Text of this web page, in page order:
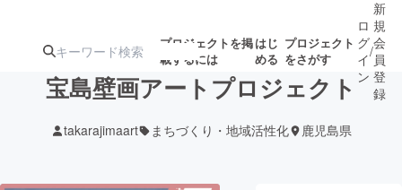
プロジェクトを掲
載するには
はじ
める
プロジェクト
をさがす
ロ
グ
イ
ン
/
新
規
会
員
登
録
宝島壁画アートプロジェクト
takarajimaart まちづくり・地域活性化 鹿児島県